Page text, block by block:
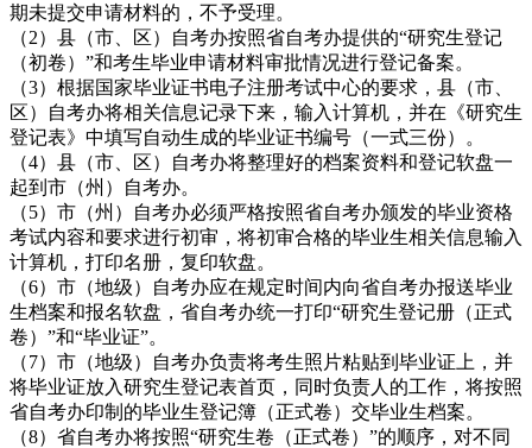
期未提交申请材料的，不予受理。
（2）县（市、区）自考办按照省自考办提供的“研究生登记
（初卷）”和考生毕业申请材料审批情况进行登记备案。
（3）根据国家毕业证书电子注册考试中心的要求，县（市、
区）自考办将相关信息记录下来，输入计算机，并在《研究生
登记表》中填写自动生成的毕业证书编号（一式三份）。
（4）县（市、区）自考办将整理好的档案资料和登记软盘一
起到市（州）自考办。
（5）市（州）自考办必须严格按照省自考办颁发的毕业资格
考试内容和要求进行初审，将初审合格的毕业生相关信息输入
计算机，打印名册，复印软盘。
（6）市（地级）自考办应在规定时间内向省自考办报送毕业
生档案和报名软盘，省自考办统一打印“研究生登记册（正式
卷）”和“毕业证”。
（7）市（地级）自考办负责将考生照片粘贴到毕业证上，并
将毕业证放入研究生登记表首页，同时负责人的工作，将按照
省自考办印制的毕业生登记簿（正式卷）交毕业生档案。
（8）省自考办将按照“研究生卷（正式卷）”的顺序，对不同